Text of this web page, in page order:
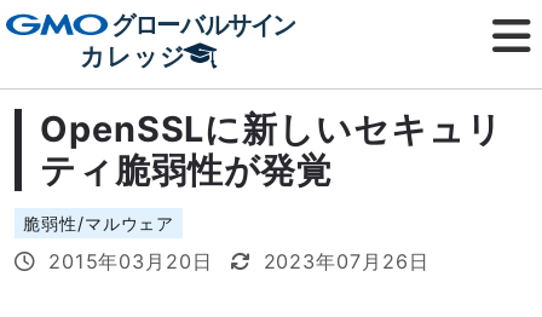
OpenSSLに新しいセキュリ
ティ脆弱性が発覚
脆弱性/マルウェア
2015年03月20日 2023年07月26日